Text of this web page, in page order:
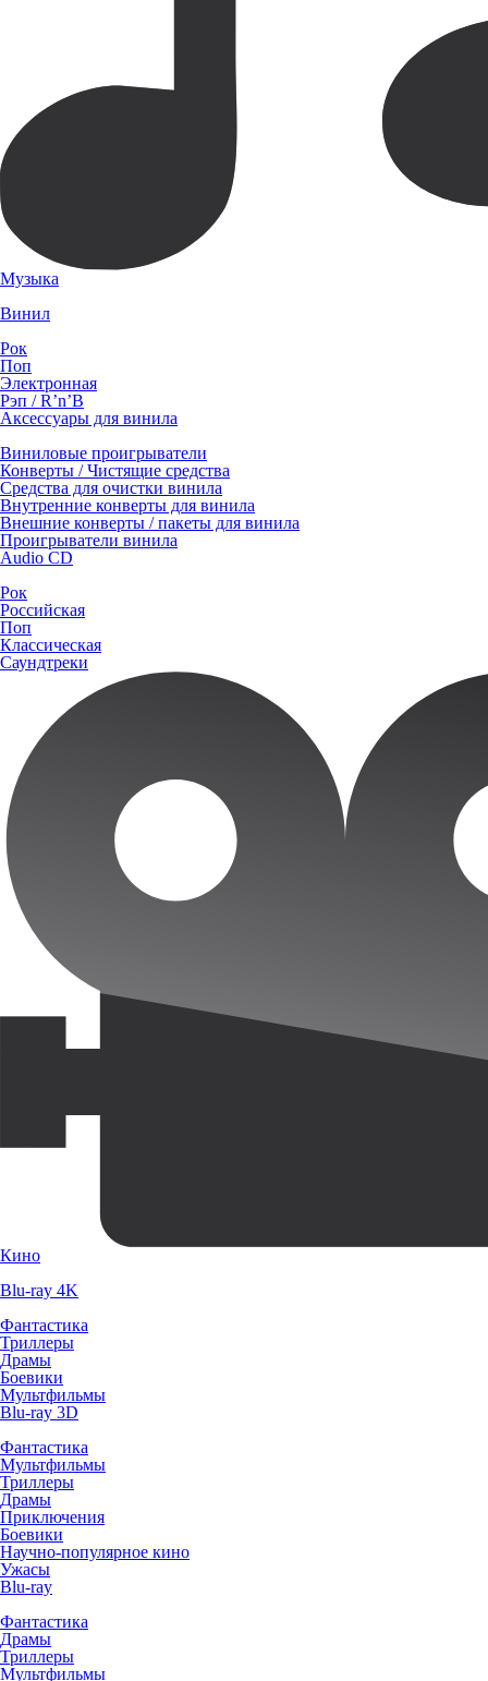
Музыка
Винил
Рок
Поп
Электронная
Рэп / R’n’B
Аксессуары для винила
Виниловые проигрыватели
Конверты / Чистящие средства
Средства для очистки винила
Внутренние конверты для винила
Внешние конверты / пакеты для винила
Проигрыватели винила
Audio CD
Рок
Российская
Поп
Классическая
Саундтреки
Кино
Blu-ray 4K
Фантастика
Триллеры
Драмы
Боевики
Мультфильмы
Blu-ray 3D
Фантастика
Мультфильмы
Триллеры
Драмы
Приключения
Боевики
Научно-популярное кино
Ужасы
Blu-ray
Фантастика
Драмы
Триллеры
Мультфильмы